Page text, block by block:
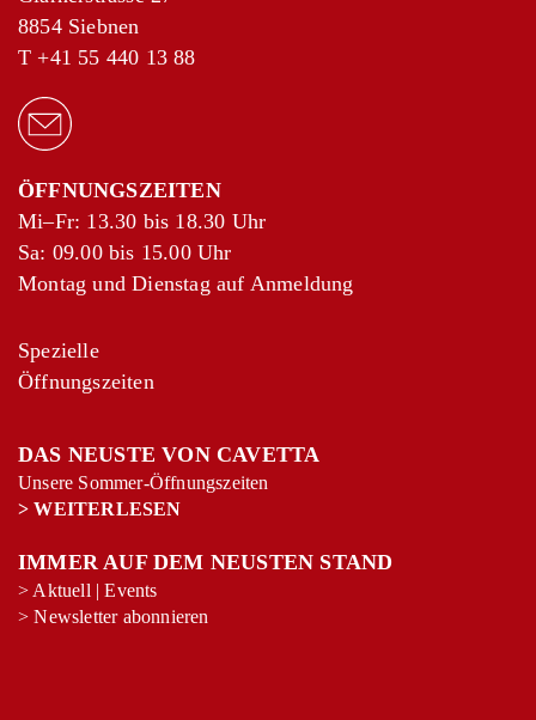
+−
Leaflet |©OpenStreetMap
8854 Siebnen
T +41 55 440 13 88
ÖFFNUNGSZEITEN
Mi–Fr: 13.30 bis 18.30 Uhr
Sa: 09.00 bis 15.00 Uhr
Montag und Dienstag auf Anmeldung
Spezielle
Öffnungszeiten
DAS NEUSTE VON CAVETTA
Unsere Sommer-Öffnungszeiten
>WEITERLESEN
IMMER AUF DEM NEUSTEN STAND
> Aktuell |Events
>Newsletter abonnieren